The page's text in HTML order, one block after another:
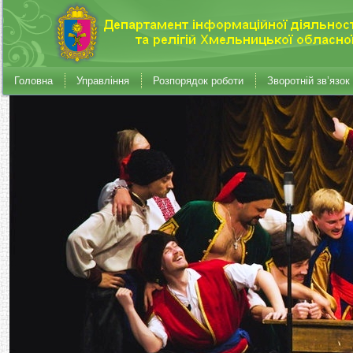
Головна Управління Розпорядок роботи Зворотній зв’язок